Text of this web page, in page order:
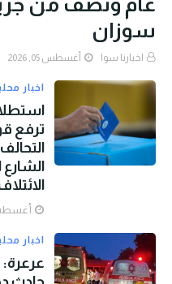
سوزان
اخبارنا سوا أغسطس 05, 2026
اخبار
أغسطس 05,
اخبار